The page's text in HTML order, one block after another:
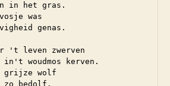
in het gras.
was
genas.
't leven zwerven
in't woudmos kerven.
grijze wolf
bedolf.